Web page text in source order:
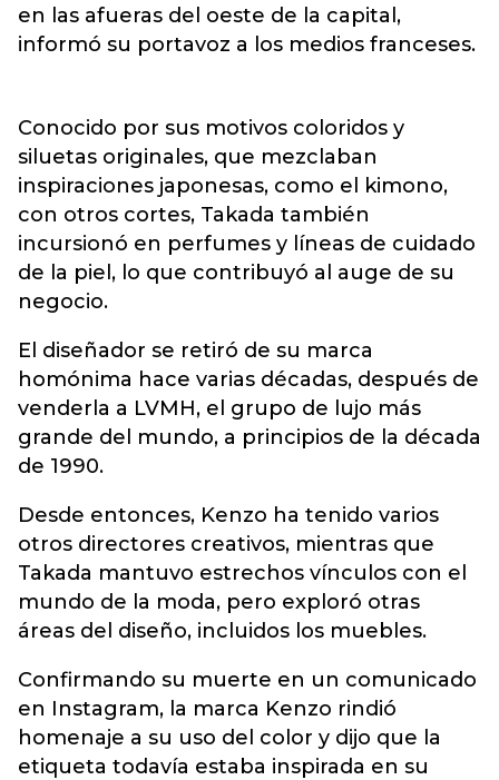
en las afueras del oeste de la capital,
informó su portavoz a los medios franceses.
Conocido por sus motivos coloridos y
siluetas originales, que mezclaban
inspiraciones japonesas, como el kimono,
con otros cortes, Takada también
incursionó en perfumes y líneas de cuidado
de la piel, lo que contribuyó al auge de su
negocio.
El diseñador se retiró de su marca
homónima hace varias décadas, después de
venderla a LVMH, el grupo de lujo más
grande del mundo, a principios de la década
de 1990.
Desde entonces, Kenzo ha tenido varios
otros directores creativos, mientras que
Takada mantuvo estrechos vínculos con el
mundo de la moda, pero exploró otras
áreas del diseño, incluidos los muebles.
Confirmando su muerte en un comunicado
en Instagram, la marca Kenzo rindió
homenaje a su uso del color y dijo que la
etiqueta todavía estaba inspirada en su